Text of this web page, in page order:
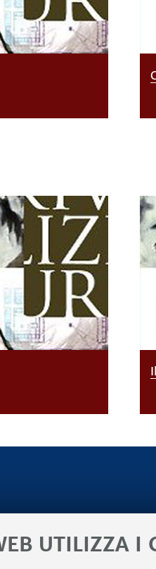
UTILIZZA I
Dipartimento
Classica e